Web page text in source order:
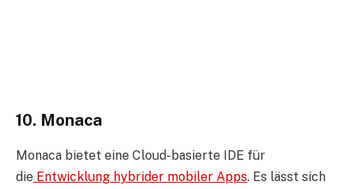
10. Monaca
Monaca bietet eine Cloud-basierte IDE für
die Entwicklung hybrider mobiler Apps. Es lässt sich